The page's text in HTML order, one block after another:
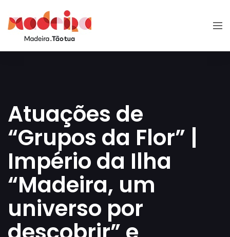
Atuações de
“Grupos da Flor” |
Império da Ilha
“Madeira, um
universo por